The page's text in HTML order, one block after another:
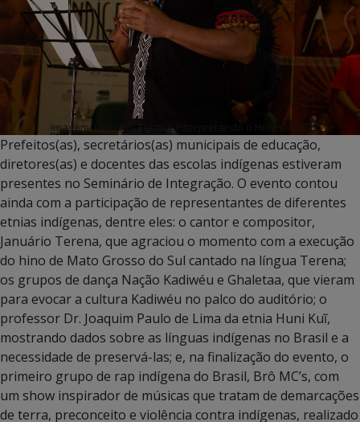
Imagem: Januário Terena interpretando o Hino de MS
Prefeitos(as), secretários(as) municipais de educação,
diretores(as) e docentes das escolas indígenas estiveram
presentes no Seminário de Integração. O evento contou
ainda com a participação de representantes de diferentes
etnias indígenas, dentre eles: o cantor e compositor,
Januário Terena, que agraciou o momento com a execução
do hino de Mato Grosso do Sul cantado na língua Terena;
os grupos de dança Nação Kadiwéu e Ghaletaa, que vieram
para evocar a cultura Kadiwéu no palco do auditório; o
professor Dr. Joaquim Paulo de Lima da etnia Huni Kuĩ,
mostrando dados sobre as línguas indígenas no Brasil e a
necessidade de preservá-las; e, na finalização do evento, o
primeiro grupo de rap indígena do Brasil, Brô MC’s, com
um show inspirador de músicas que tratam de demarcações
de terra, preconceito e violência contra indígenas, realizado